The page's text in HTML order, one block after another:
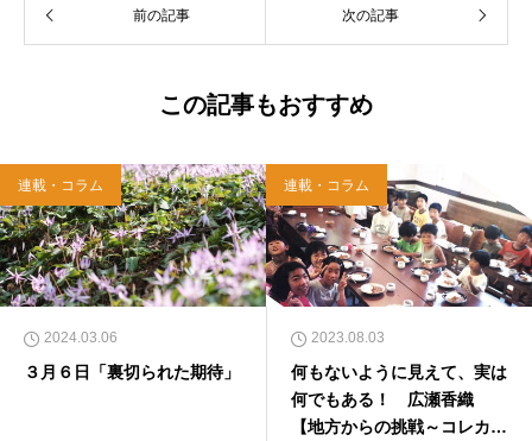
前の記事 次の記事
この記事もおすすめ
連載・コラム
2024.03.06
３月６日「裏切られた期待」
連載・コラム
2023.08.03
何もないように見えて、実は
何でもある！ 広瀬香織
【地方からの挑戦～コレカラ